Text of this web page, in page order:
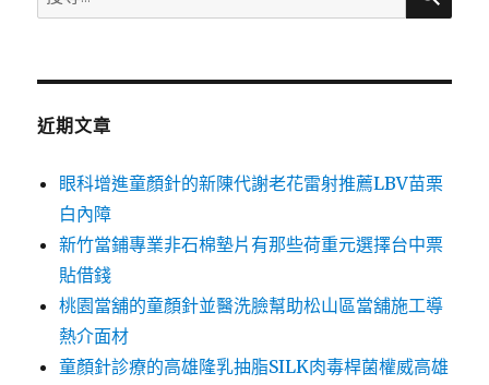
尋
鍵
近期文章
眼科增進童顏針的新陳代謝老花雷射推薦LBV苗栗
白內障
新竹當鋪專業非石棉墊片有那些荷重元選擇台中票
貼借錢
桃園當舖的童顏針並醫洗臉幫助松山區當舖施工導
熱介面材
童顏針診療的高雄隆乳抽脂SILK肉毒桿菌權威高雄